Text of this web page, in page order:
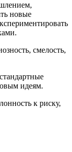
новые
смелость,
идеям.
к риску,